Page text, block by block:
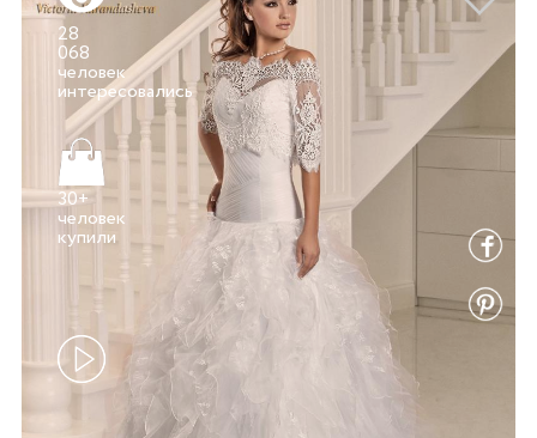
28
068
человек
30+
человек